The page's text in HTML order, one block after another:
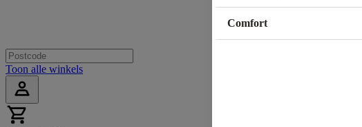
Toon alle winkels
Comfort